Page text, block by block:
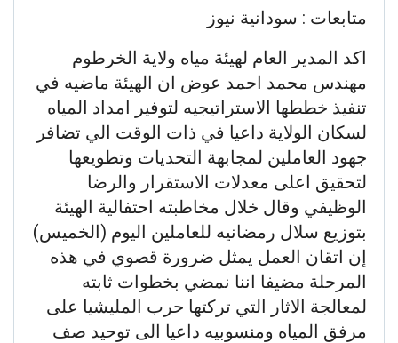
متابعات : سودانية نيوز
اكد المدير العام لهيئة مياه ولاية الخرطوم
مهندس محمد احمد عوض ان الهيئة ماضيه في
تنفيذ خططها الاستراتيجيه لتوفير امداد المياه
لسكان الولاية داعيا في ذات الوقت الي تضافر
جهود العاملين لمجابهة التحديات وتطويعها
لتحقيق اعلى معدلات الاستقرار والرضا
الوظيفي وقال خلال مخاطبته احتفالية الهيئة
بتوزيع سلال رمضانيه للعاملين اليوم (الخميس)
إن اتقان العمل يمثل ضرورة قصوي في هذه
المرحلة مضيفا اننا نمضي بخطوات ثابته
لمعالجة الاثار التي تركتها حرب المليشيا على
مرفق المياه ومنسوبيه داعيا الى توحيد صف